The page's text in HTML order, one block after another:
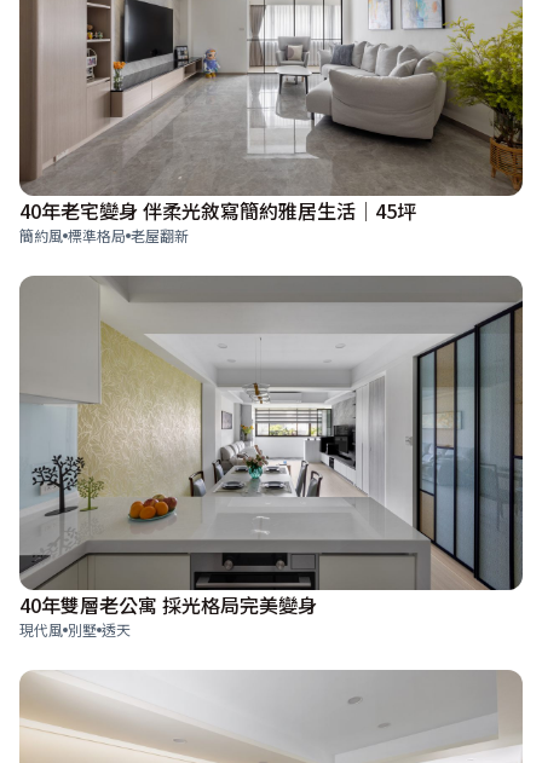
40年老宅變身 伴柔光敘寫簡約雅居生活│45坪
簡約風 標準格局 老屋翻新
40年雙層老公寓 採光格局完美變身
現代風 別墅 透天